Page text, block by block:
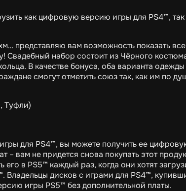
как цифровую версию игры для PS4™,
представляю вам возможность показать
Свадебный набор состоит из Чёрного
В качестве бонуса, оба варианта
смогут отметить союз так, как им по
Туфли)
для PS4™, вы можете получить ее
– вам не придется снова покупать этот
его в PS5™ каждый раз, когда они хотят
дисков с играми для PS4™,
игры PS5™ без дополнительной платы.